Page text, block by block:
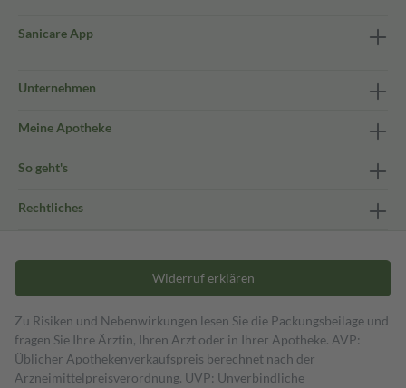
Sanicare App
Unternehmen
Meine Apotheke
So geht's
Rechtliches
Widerruf erklären
Zu Risiken und Nebenwirkungen lesen Sie die Packungsbeilage und
fragen Sie Ihre Ärztin, Ihren Arzt oder in Ihrer Apotheke. AVP:
Üblicher Apothekenverkaufspreis berechnet nach der
Arzneimittelpreisverordnung. UVP: Unverbindliche